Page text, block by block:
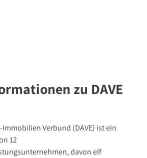
zu DAVE
Verbund (DAVE) ist ein
12
davon elf